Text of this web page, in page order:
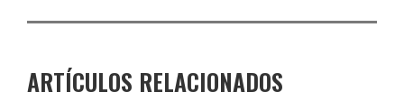
ARTÍCULOS RELACIONADOS